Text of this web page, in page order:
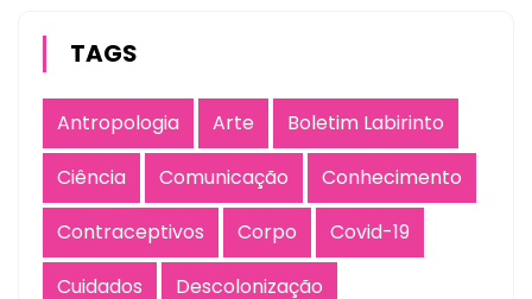
TAGS
Antropologia Arte
Boletim Labirinto
Ciência
Comunicação
Conhecimento
Contraceptivos
Corpo
Covid-19
Cuidados
Descolonização